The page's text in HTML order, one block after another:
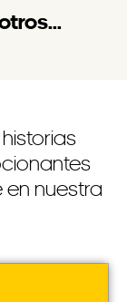
nuestra